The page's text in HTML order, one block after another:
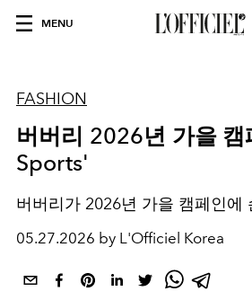
MENU
FASHION
버버리 2026년 가을
Sports'
버버리가 2026년 가을 캠페인에
05.27.2026 by L'Officiel Korea